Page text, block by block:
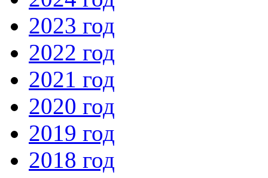
2023 год
2022 год
2021 год
2020 год
2019 год
2018 год